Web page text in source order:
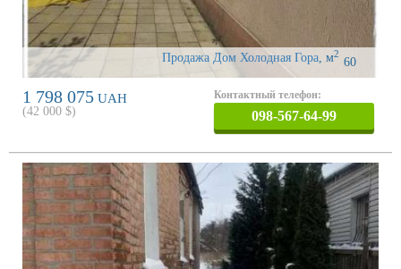
Продажа Дом Холодная Гора 60
м2
1 798 075 UAH
(42 000 $)
Контактный телефон:
098-567-64-99